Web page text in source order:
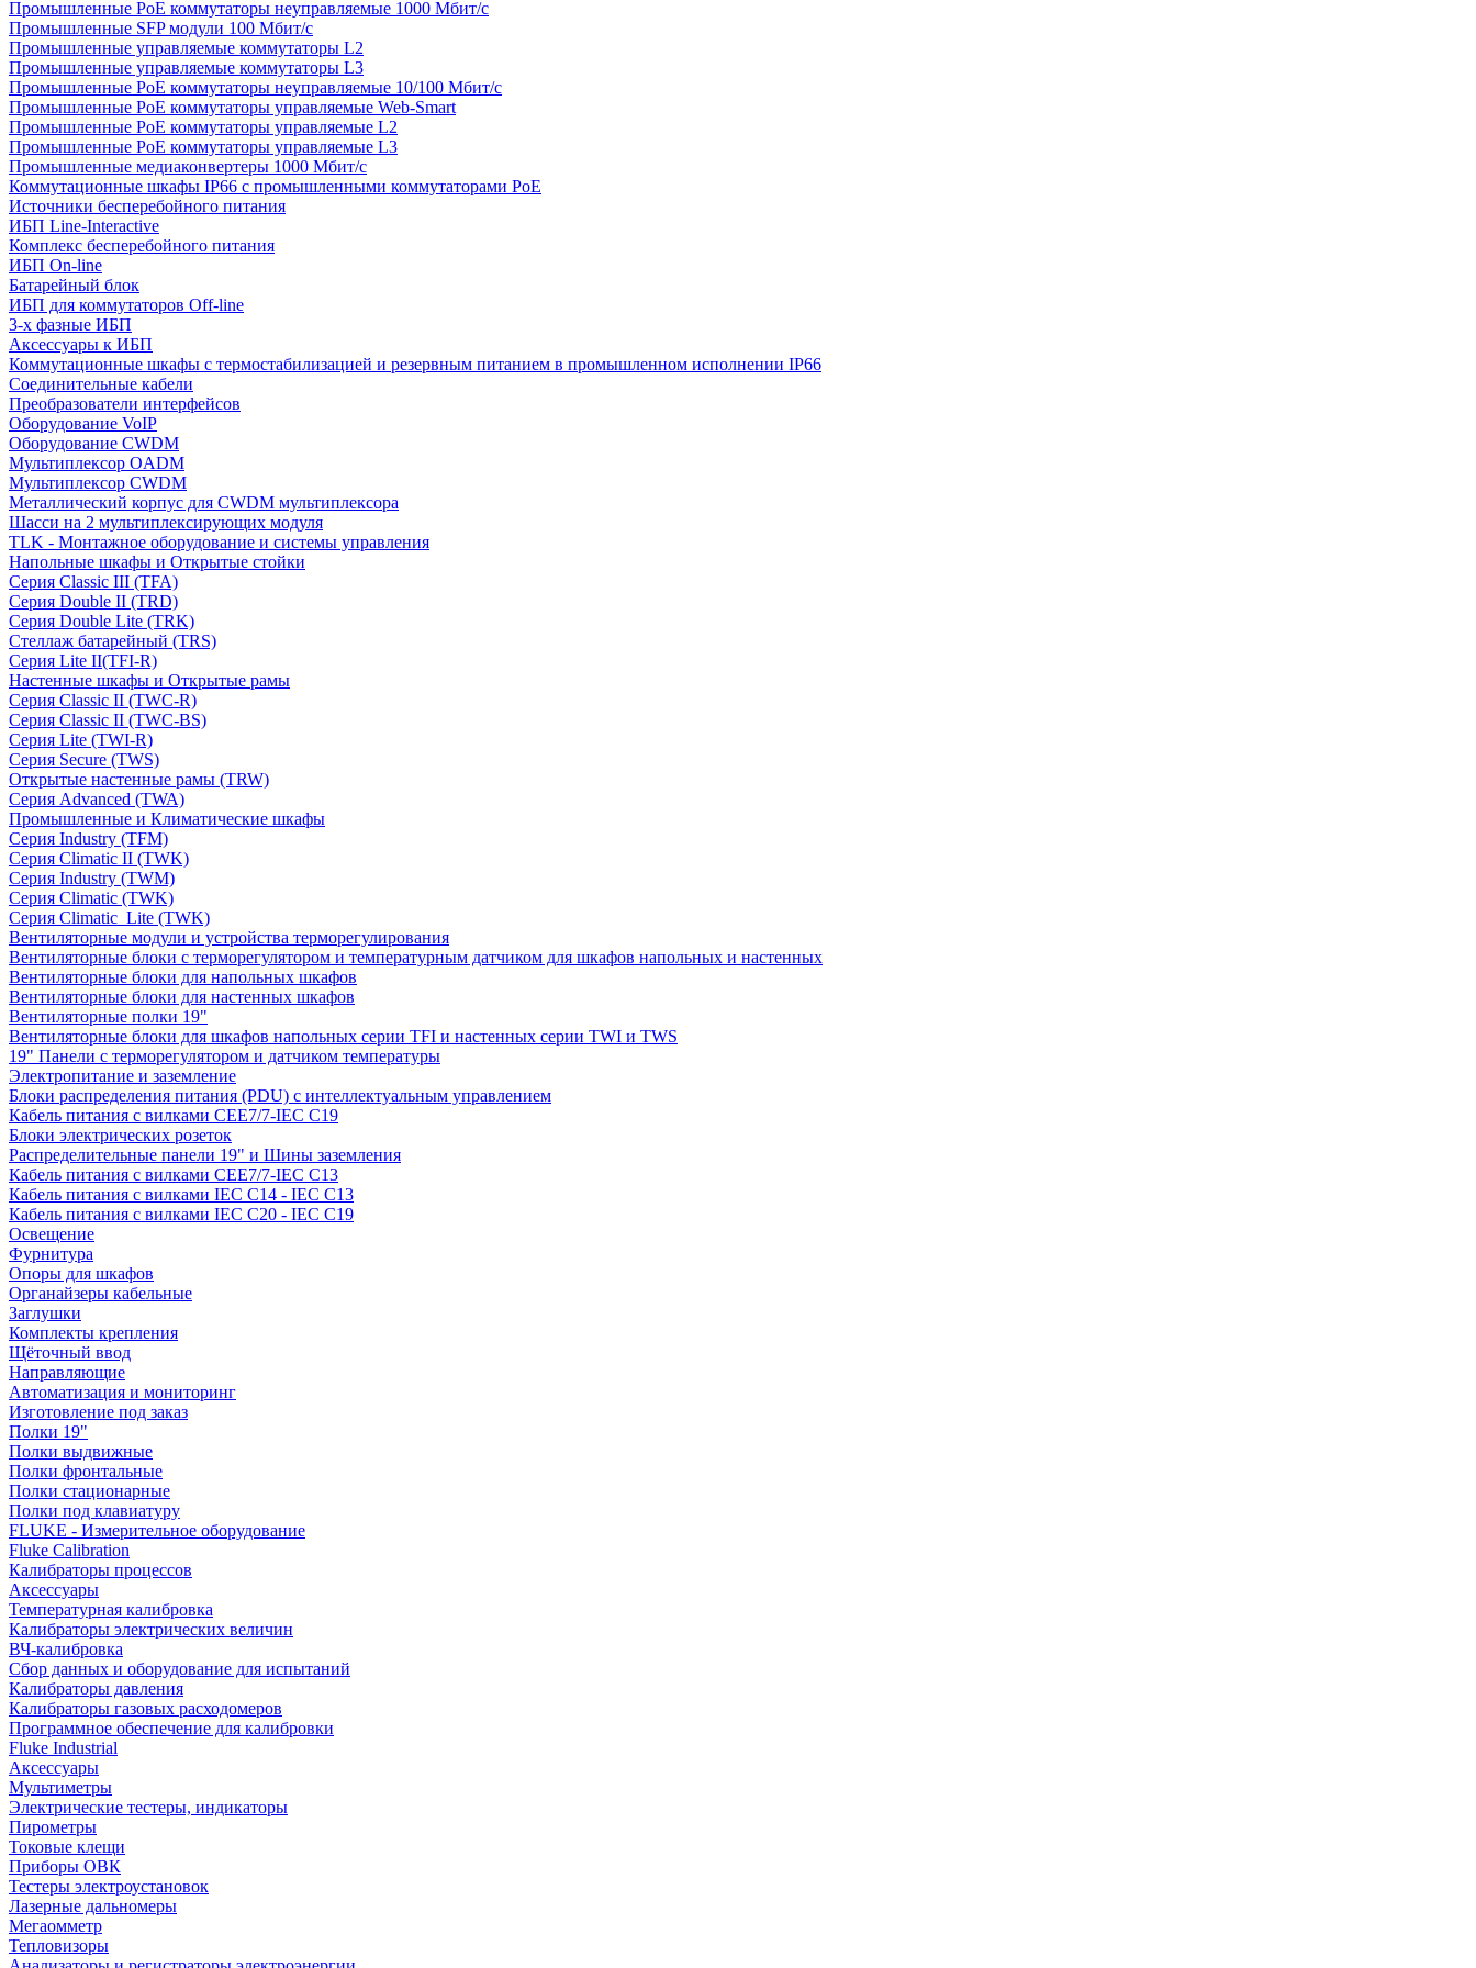
Промышленные PoE коммутаторы неуправляемые 1000 Мбит/с
Промышленные SFP модули 100 Мбит/c
Промышленные управляемые коммутаторы L2
Промышленные управляемые коммутаторы L3
Промышленные PoE коммутаторы неуправляемые 10/100 Мбит/с
Промышленные PoE коммутаторы управляемые Web-Smart
Промышленные PoE коммутаторы управляемые L2
Промышленные PoE коммутаторы управляемые L3
Промышленные медиаконвертеры 1000 Мбит/с
Коммутационные шкафы IP66 c промышленными коммутаторами PoE
Источники бесперебойного питания
ИБП Line-Interactive
Комплекс бесперебойного питания
ИБП On-line
Батарейный блок
ИБП для коммутаторов Off-line
3-х фазные ИБП
Аксессуары к ИБП
Коммутационные шкафы с термостабилизацией и резервным питанием в промышленном исполнении IP66
Соединительные кабели
Преобразователи интерфейсов
Оборудование VoIP
Оборудование CWDM
Мультиплекcор OADM
Мультиплексор CWDM
Металлический корпус для CWDM мультиплексора
Шасси на 2 мультиплексирующих модуля
TLK - Монтажное оборудование и системы управления
Напольные шкафы и Открытые стойки
Серия Classic III (TFA)
Серия Double II (TRD)
Серия Double Lite (TRK)
Стеллаж батарейный (TRS)
Серия Lite II(TFI-R)
Настенные шкафы и Открытые рамы
Серия Classic II (TWC-R)
Серия Classic II (TWC-BS)
Серия Lite (TWI-R)
Серия Secure (TWS)
Открытые настенные рамы (TRW)
Серия Advanced (TWA)
Промышленные и Климатические шкафы
Серия Industry (TFM)
Серия Climatic II (TWK)
Серия Industry (TWM)
Серия Climatic (TWK)
Серия Climatic_Lite (TWK)
Вентиляторные модули и устройства терморегулирования
Вентиляторные блоки с терморегулятором и температурным датчиком для шкафов напольных и настенных
Вентиляторные блоки для напольных шкафов
Вентиляторные блоки для настенных шкафов
Вентиляторные полки 19"
Вентиляторные блоки для шкафов напольных серии TFI и настенных серии TWI и TWS
19" Панели с терморегулятором и датчиком температуры
Электропитание и заземление
Блоки распределения питания (PDU) с интеллектуальным управлением
Кабель питания с вилками CEE7/7-IEC C19
Блоки электрических розеток
Распределительные панели 19" и Шины заземления
Кабель питания с вилками CEE7/7-IEC C13
Кабель питания с вилками IEC C14 - IEC C13
Кабель питания с вилками IEC C20 - IEC C19
Освещение
Фурнитура
Опоры для шкафов
Органайзеры кабельные
Заглушки
Комплекты крепления
Щёточный ввод
Направляющие
Автоматизация и мониторинг
Изготовление под заказ
Полки 19"
Полки выдвижные
Полки фронтальные
Полки стационарные
Полки под клавиатуру
FLUKE - Измерительное оборудование
Fluke Calibration
Калибраторы процессов
Аксессуары
Температурная калибровка
Калибраторы электрических величин
ВЧ-калибровка
Сбор данных и оборудование для испытаний
Калибраторы давления
Калибраторы газовых расходомеров
Программное обеспечение для калибровки
Fluke Industrial
Аксессуары
Мультиметры
Электрические тестеры, индикаторы
Пирометры
Токовые клещи
Приборы ОВК
Тестеры электроустановок
Лазерные дальномеры
Мегаомметр
Тепловизоры